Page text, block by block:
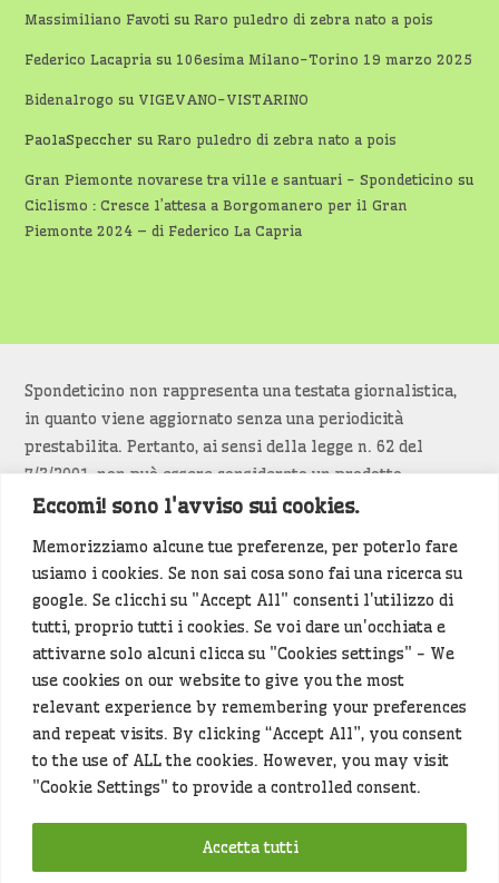
Eccomi! sono l'avviso sui cookies.
Memorizziamo alcune tue preferenze, per poterlo fare
usiamo i cookies. Se non sai cosa sono fai una ricerca su
google. Se clicchi su "Accept All" consenti l'utilizzo di
tutti, proprio tutti i cookies. Se voi dare un'occhiata e
attivarne solo alcuni clicca su "Cookies settings" - We
use cookies on our website to give you the most
relevant experience by remembering your preferences
and repeat visits. By clicking “Accept All”, you consent
to the use of ALL the cookies. However, you may visit
"Cookie Settings" to provide a controlled consent.
Accetta tutti
Massimiliano Favoti suRaro puledro di zebra nato a pois
Federico Lacapria su 106esima Milano-Torino 19 marzo 2025
Bidenalrogo su VIGEVANO-VISTARINO
PaolaSpeccher suRaro puledro di zebra nato a pois
Gran Piemonte novarese tra ville e santuari - Spondeticino su
Ciclismo : Cresce l’attesa a Borgomanero per il Gran
Piemonte 2024 – di Federico La Capria
Spondeticino non rappresenta una testata giornalistica,
in quanto viene aggiornato senza una periodicità
prestabilita. Pertanto, ai sensi della legge n. 62 del
7/3/2001, non può essere considerato un prodotto
editoriale.
Siamo attenti a non violare copyright e diritti
d’immagine. Se un contenuto è di tua proprietà e vuoi
richiederne la rimozionediccelo(<- clicca per inviarci un
messaggio).
Alcuni articoli sono generati in bozza rielaborando, con
l'intelligenza artificiale generativa, contenuti
provenienti da fonti istituzionali e altri siti di interesse
locale. Prima della pubblicazioni l'articolo viene
controllato dalla redazione.
Hey che fine fanno i miei dati (privacy policy)